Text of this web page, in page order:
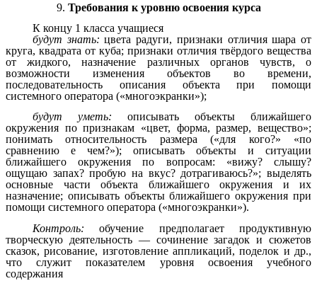
9. Требования к уровню освоения курса
К концу 1 класса учащиеся
будут знать:цвета радуги, признаки отличия шара от
круга, квадрата от куба; признаки отличия твёрдого вещества
от жидкого, назначение различных органов чувств, о
возможности изменения объектов во времени,
последовательность описания объекта при помощи
системного оператора («многоэкранки»);
будут уметь: описывать объекты ближайшего
окружения по признакам «цвет, форма, размер, вещество»;
понимать относительность размера («для кого?» «по
сравнению е чем?»); описывать объекты и ситуации
ближайшего окружения по вопросам: «вижу? слышу?
ощущаю запах? пробую на вкус? дотрагиваюсь?»; выделять
основные части объекта ближайшего окружения и их
назначение; описывать объекты ближайшего окружения при
помощи системного оператора («многоэкранки»).
Контроль:обучение предполагает продуктивную
творческую деятельность — сочинение загадок и сюжетов
сказок, рисование, изготовление аппликаций, поделок и др.,
что служит показателем уровня освоения учебного
содержания